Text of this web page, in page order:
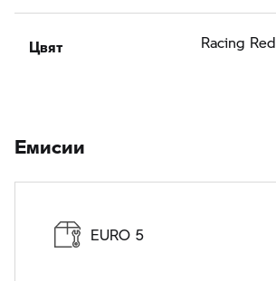
Цвят Racing Red
Eмисии
EURO 5